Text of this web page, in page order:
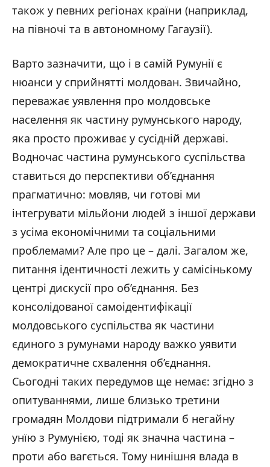
також у певних регіонах країни (наприклад,
на півночі та в автономному Гагаузії).
Варто зазначити, що і в самій Румунії є
нюанси у сприйнятті молдован. Звичайно,
переважає уявлення про молдовське
населення як частину румунського народу,
яка просто проживає у сусідній державі.
Водночас частина румунського суспільства
ставиться до перспективи об’єднання
прагматично: мовляв, чи готові ми
інтегрувати мільйони людей з іншої держави
з усіма економічними та соціальними
проблемами? Але про це – далі. Загалом же,
питання ідентичності лежить у самісінькому
центрі дискусії про об’єднання. Без
консолідованої самоідентифікації
молдовського суспільства як частини
єдиного з румунами народу важко уявити
демократичне схвалення об’єднання.
Сьогодні таких передумов ще немає: згідно з
опитуваннями, лише близько третини
громадян Молдови підтримали б негайну
унїю з Румунією, тоді як значна частина –
проти або вагється. Тому нинішня влада в